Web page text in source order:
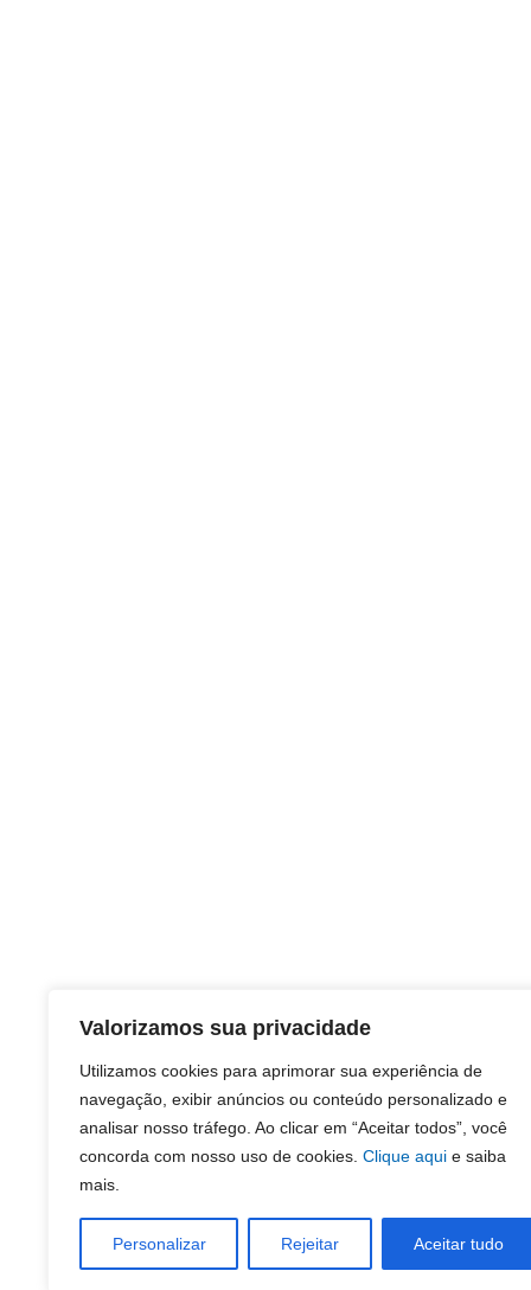
Valorizamos sua privacidade
Utilizamos cookies para aprimorar sua experiência de
navegação, exibir anúncios ou conteúdo personalizado e
analisar nosso tráfego. Ao clicar em “Aceitar todos”, você
concorda com nosso uso de cookies. Clique aqui e saiba
mais.
Personalizar Rejeitar Aceitar tudo